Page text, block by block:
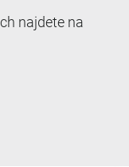
najdete na